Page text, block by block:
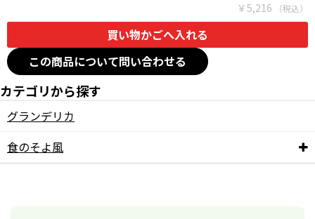
￥5,216
この商品について問い合わせる
カテゴリから探す
グランデリカ
食のそよ風